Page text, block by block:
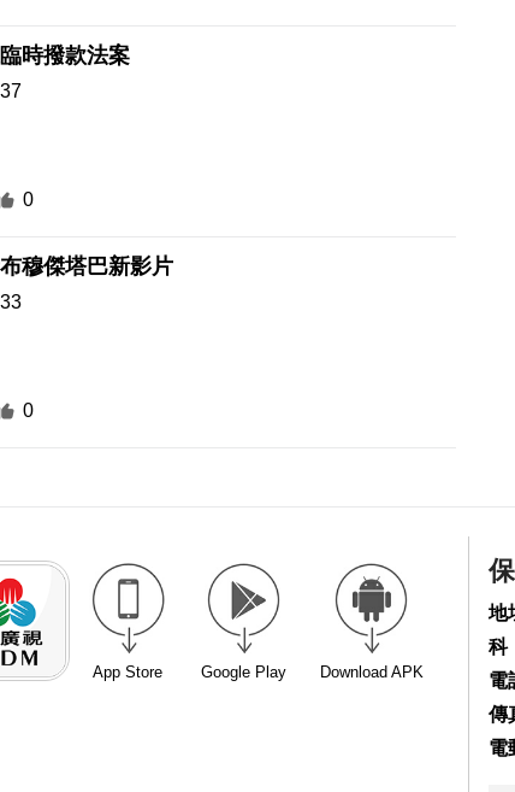
時撥款法案
0
穆傑塔巴新影片
0
App Store Google Play Download APK
地
科
電
傳
電